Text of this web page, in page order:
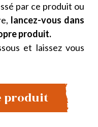
par ce produit ou
lancez-vous dans
produit.
et laissez vous
produit